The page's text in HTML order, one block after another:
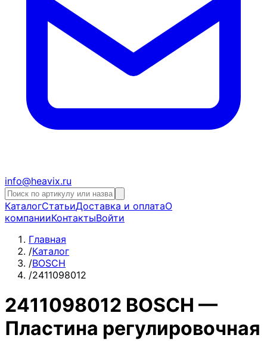
info@heavix.ru
КаталогСтатьиДоставка и оплатаО
компанииКонтактыВойти
Главная
/Каталог
/BOSCH
/2411098012
2411098012 BOSCH —
Пластина регулировочная